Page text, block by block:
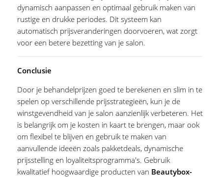
dynamisch aanpassen en optimaal gebruik maken van
rustige en drukke periodes. Dit systeem kan
automatisch prijsveranderingen doorvoeren, wat zorgt
voor een betere bezetting van je salon.
Conclusie
Door je behandelprijzen goed te berekenen en slim in te
spelen op verschillende prijsstrategieën, kun je de
winstgevendheid van je salon aanzienlijk verbeteren. Het
is belangrijk om je kosten in kaart te brengen, maar ook
om flexibel te blijven en gebruik te maken van
aanvullende ideeën zoals pakketdeals, dynamische
prijsstelling en loyaliteitsprogramma's. Gebruik
kwalitatief hoogwaardige producten van Beautybox-